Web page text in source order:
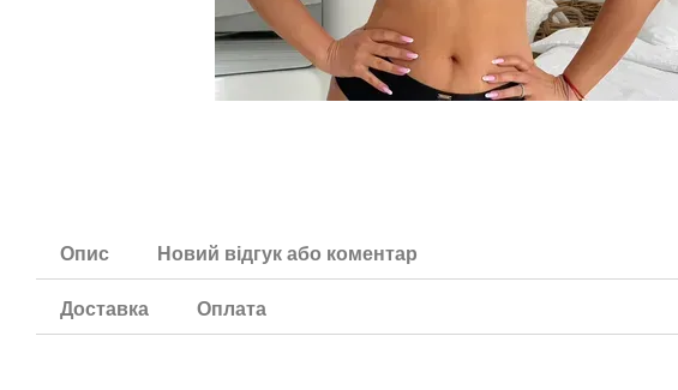
Опис Новий відгук або коментар
Доставка Оплата